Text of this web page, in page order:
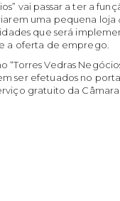
vai passar a ter a
uma pequena loja
que será
a oferta de emprego.
“Torres Vedras
ser efetuados no
gratuito da